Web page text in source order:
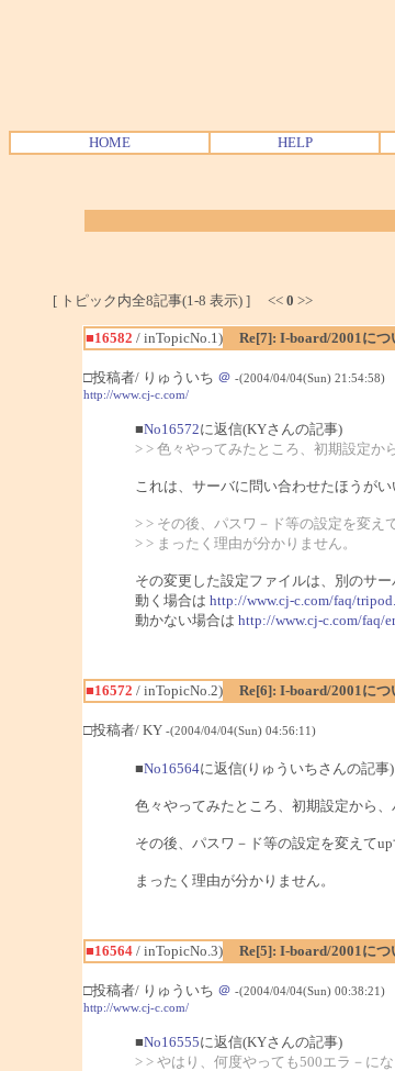
HOME HELP
[ トピック内全8記事(1-8 表示) ] << 0 >>
■16582 / inTopicNo.1)
Re[7]: I-board/2001につ
□投稿者/ りゅういち ＠ -(2004/04/04(Sun) 21:54:58)
http://www.cj-c.com/
■No16572に返信(KYさんの記事)
> > 色々やってみたところ、初期設定か
これは、サーバに問い合わせたほうが
> > その後、パスワ－ド等の設定を変え
> > まったく理由が分かりません。
その変更した設定ファイルは、別のサ
動く場合は http://www.cj-c.com/faq/
動かない場合は http://www.cj-c.com/faq/
■16572 / inTopicNo.2)
Re[6]: I-board/2001につ
□投稿者/ KY -(2004/04/04(Sun) 04:56:11)
■No16564に返信(りゅういちさんの記事)
色々やってみたところ、初期設定から
その後、パスワ－ド等の設定を変えて
まったく理由が分かりません。
■16564/ inTopicNo.3)
Re[5]: I-board/2001につ
□投稿者/ りゅういち ＠ -(2004/04/04(Sun) 00:38:21)
http://www.cj-c.com/
■No16555に返信(KYさんの記事)
> > やはり、何度やっても500エラ－にな